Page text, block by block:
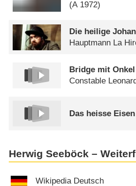
(A1972)
Die heilige
Hauptmann La
Bridge mit Onkel
Constable Leonard
Das heisse Eisen
Herwig Seeböck –
Wikipedia Deutsch